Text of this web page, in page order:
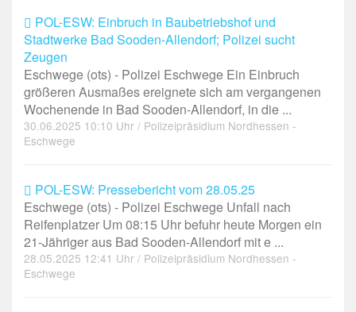
POL-ESW: Einbruch in Baubetriebshof und
Stadtwerke Bad Sooden-Allendorf; Polizei sucht
Zeugen
Eschwege (ots) - Polizei Eschwege Ein Einbruch
größeren Ausmaßes ereignete sich am vergangenen
Wochenende in Bad Sooden-Allendorf, in die ...
30.06.2025 10:10 Uhr / Polizeipräsidium Nordhessen -
Eschwege
POL-ESW: Pressebericht vom 28.05.25
Eschwege (ots) - Polizei Eschwege Unfall nach
Reifenplatzer Um 08:15 Uhr befuhr heute Morgen ein
21-Jähriger aus Bad Sooden-Allendorf mit e ...
28.05.2025 12:41 Uhr / Polizeipräsidium Nordhessen -
Eschwege